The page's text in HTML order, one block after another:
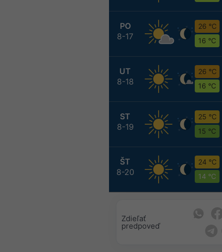
PO
8-17
26 °C
16 °C
UT
8-18
26 °C
16 °C
ST
8-19
25 °C
15 °C
ŠT
8-20
24 °C
14 °C
Zdieľať
predpoveď